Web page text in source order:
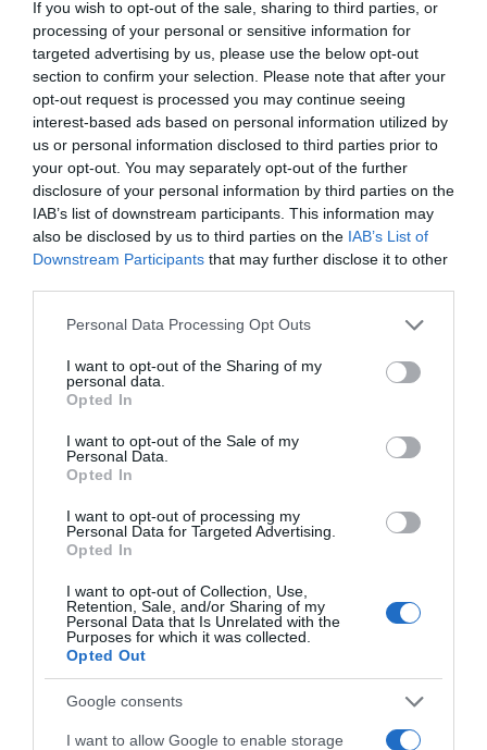
If you wish to opt-out of the sale, sharing to third parties, or
processing of your personal or sensitive information for
targeted advertising by us, please use the below opt-out
section to confirm your selection. Please note that after your
opt-out request is processed you may continue seeing
interest-based ads based on personal information utilized by
us or personal information disclosed to third parties prior to
your opt-out. You may separately opt-out of the further
disclosure of your personal information by third parties on the
IAB’s list of downstream participants. This information may
also be disclosed by us to third parties on the IAB’s List of
Downstream Participants that may further disclose it to other
Please note that this website/app uses one or more Google
not limited to your visit or usage behaviour. You may click to
grant or deny consent to Google and its third-party tags to
use your data for below specified purposes in below Google
consent section.
Personal Data Processing Opt Outs
I want to opt-out of the Sharing of my
personal data.
Opted In
I want to opt-out of the Sale of my
Personal Data.
Opted In
I want to opt-out of processing my
Personal Data for Targeted Advertising.
Opted In
I want to opt-out of Collection, Use,
Retention, Sale, and/or Sharing of my
Personal Data that Is Unrelated with the
Purposes for which it was collected.
Opted Out
Google consents
I want to allow Google to enable storage
Προσθήκη ως προτεινόμενη
Ακολούθησε το debater.gr στο
Share
ΒΑΡΥΠΟΙΝΙΤΗΣ ΒΟΛΟΣ ΔΡΑΠΕΤΗΣ
ΕΛΑΣ
ΦΥΛΑΚΕΣ